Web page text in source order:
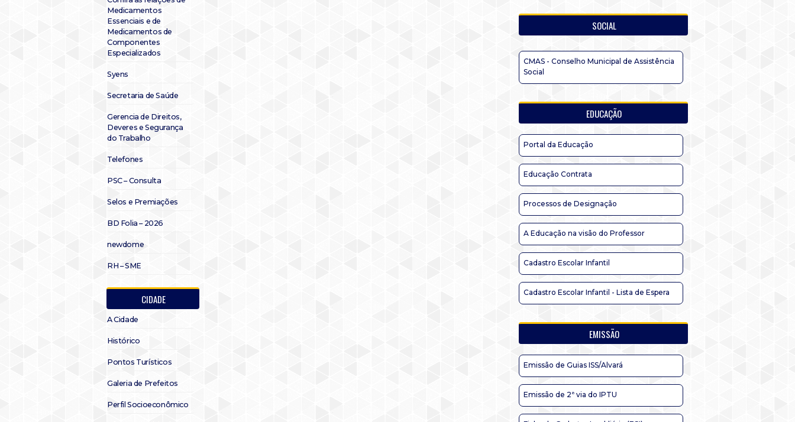
Medicamentos
Essenciais e de
Medicamentos de
Componentes
Especializados
Syens
Secretaria de Saúde
Gerencia de Direitos,
Deveres e Segurança
do Trabalho
Telefones
PSC – Consulta
Selos e Premiações
BD Folia – 2026
newdome
RH – SME
CIDADE
A Cidade
Histórico
Pontos Turísticos
Galeria de Prefeitos
Perfil Socioeconômico
SOCIAL
CMAS - Conselho Municipal de Assistência
Social
EDUCAÇÃO
Portal da Educação
Educação Contrata
Processos de Designação
A Educação na visão do Professor
Cadastro Escolar Infantil
Cadastro Escolar Infantil - Lista de Espera
EMISSÃO
Emissão de Guias ISS/Alvará
Emissão de 2ª via do IPTU